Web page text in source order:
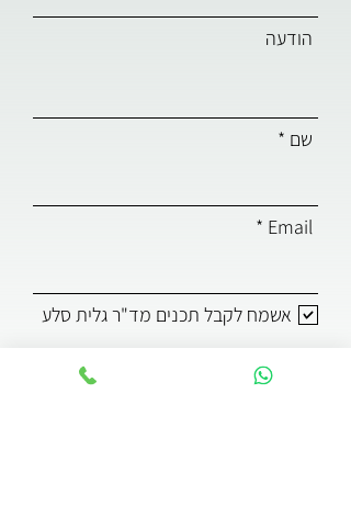
הודעה
שם
Email
אשמח לקבל תכנים מד"ר גלית סלע